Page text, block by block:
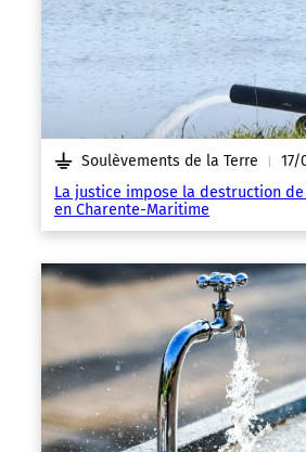
Soulèvements de la Terre | 17/
La justice impose la destruction
en Charente-Maritime